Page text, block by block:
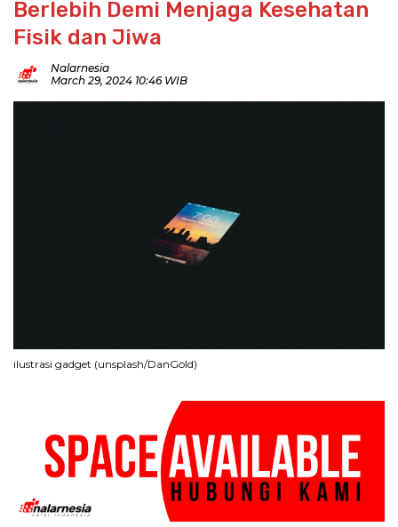
Berlebih Demi Menjaga Kesehatan
Fisik dan Jiwa
Nalarnesia
March 29, 2024 10:46 WIB
ilustrasi gadget (unsplash/DanGold)